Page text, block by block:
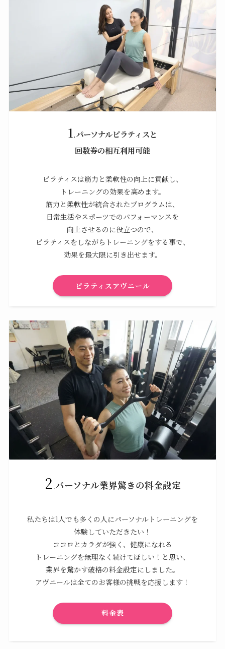
1.パーソナルピラティスと
回数券の相互利用可能
ピラティスは筋力と柔軟性の向上に貢献し、
トレーニングの効果を高めます。
筋力と柔軟性が統合されたプログラムは、
日常生活やスポーツでのパフォーマンスを
向上させるのに役立つので、
ピラティスをしながらトレーニングをする事で、
効果を最大限に引き出せます。
ピラティスアヴニール
2.パーソナル業界驚きの料金設定
私たちは1人でも多くの人にパーソナルトレーニングを
体験していただきたい！
ココロとカラダが強く、健康になれる
トレーニングを無理なく続けてほしい！と思い、
業界を驚かす破格の料金設定にしました。
アヴニールは全てのお客様の挑戦を応援します！
料金表